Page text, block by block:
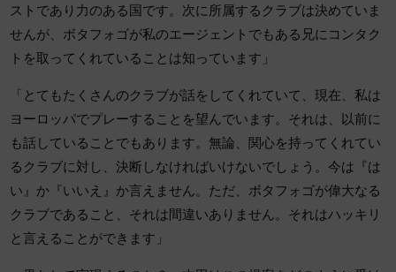
ストであり力のある国です。次に所属するクラブは決めていま
せんが、ボタフォゴが私のエージェントでもある兄にコンタク
トを取ってくれていることは知っています」
「とてもたくさんのクラブが話をしてくれていて、現在、私は
ヨーロッパでプレーすることを望んでいます。それは、以前に
も話していることでもあります。無論、関心を持ってくれてい
るクラブに対し、決断しなければいけないでしょう。今は『は
い』か『いいえ』か言えません。ただ、ボタフォゴが偉大なる
クラブであること、それは間違いありません。それはハッキリ
と言えることができます」